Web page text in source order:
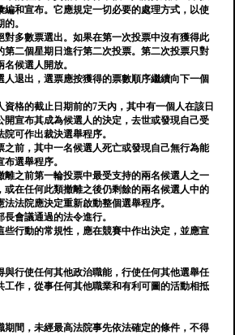
編和宣布。它應規定一切必要的處理方式，以使
。
對多數票選出。如果在第一次投票中沒有獲得此
第二個星期日進行第二次投票。第二次投票只對
候選人開放。
人退出，選票應按獲得的票數順序繼續向下一個
資格的截止日期前的7天內，其中有一個人在該日
開宣布其成為候選人的決定，去世或發現自己受
可作出裁決選舉程序。
之前，其中一名候選人死亡或發現自己無行為能
選舉程序。
離之前第一輪投票中最受支持的兩名候選人之一
或在任何此類撤離之後仍剩餘的兩名候選人中的
法院應決定重新啟動整個選舉程序。
會議通過的法令進行。
些行動的常規性，應在競賽中作出決定，並應宣
與行使任何其他政治職能，行使任何其他選舉任
工作，從事任何其他職業和有利可圖的活動相抵
期間，未經最高法院事先依法確定的條件，不得